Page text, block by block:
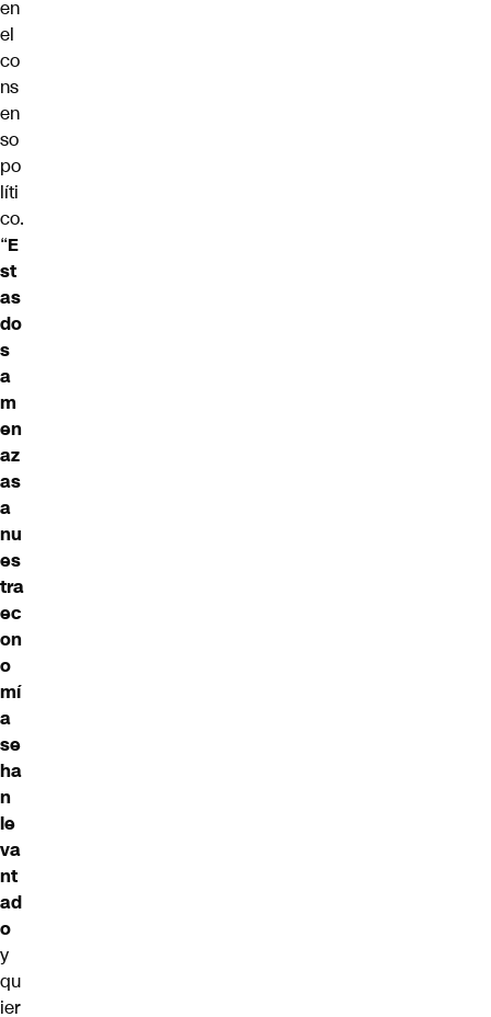
en
el
co
ns
en
so
po
líti
co.
“E
st
as
do
s
a
m
en
az
as
a
nu
es
tra
ec
on
o
mí
a
se
ha
n
le
va
nt
ad
o
y
qu
ier